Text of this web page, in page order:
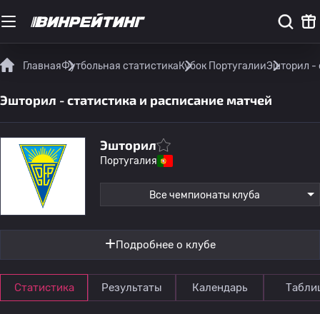
ГлавнаяФутбольная статистикаКубок ПортугалииЭшторил -
Эшторил - статистика и расписание матчей
Эшторил
Португалия
Все чемпионаты клуба
Подробнее о клубе
Статистика Результаты Календарь